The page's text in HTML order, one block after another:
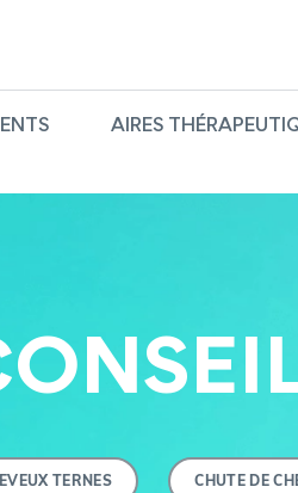
AIRES
TERNES CHUTE DE